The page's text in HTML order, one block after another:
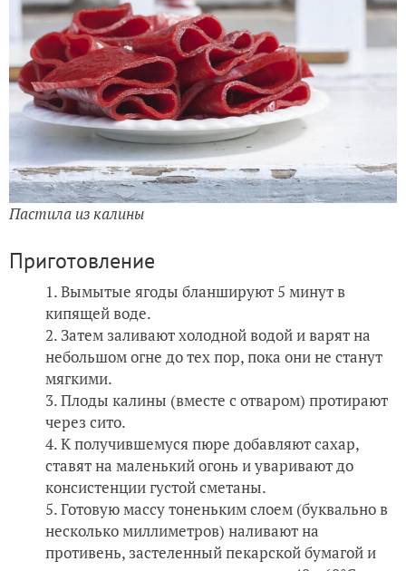
Пастила из калины
Приготовление
Вымытые ягоды бланшируют 5 минут в
кипящей воде.
Затем заливают холодной водой и варят на
небольшом огне до тех пор, пока они не станут
мягкими.
Плоды калины (вместе с отваром) протирают
через сито.
К получившемуся пюре добавляют сахар,
ставят на маленький огонь и уваривают до
консистенции густой сметаны.
Готовую массу тоненьким слоем (буквально в
несколько миллиметров) наливают на
противень, застеленный пекарской бумагой и